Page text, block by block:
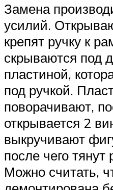
Замена
усилий.
крепят ручку к
скрываются под
пластиной,
под ручкой.
поворачивают,
открывается 2
выкручивают
после чего тянут
Можно считать,